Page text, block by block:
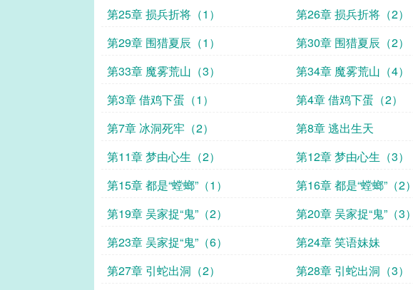
第25章 损兵折将（1）
第26章 损兵折将（2）
第29章 围猎夏辰（1）
第30章 围猎夏辰（2）
第33章 魔雾荒山（3）
第34章 魔雾荒山（4）
第3章 借鸡下蛋（1）
第4章 借鸡下蛋（2）
第7章 冰洞死牢（2）
第8章 逃出生天
第11章 梦由心生（2）
第12章 梦由心生（3）
第15章 都是“螳螂”（1）
第16章 都是“螳螂”（2）
第19章 吴家捉“鬼”（2）
第20章 吴家捉“鬼”（3）
第23章 吴家捉“鬼”（6）
第24章 笑语妹妹
第27章 引蛇出洞（2）
第28章 引蛇出洞（3）